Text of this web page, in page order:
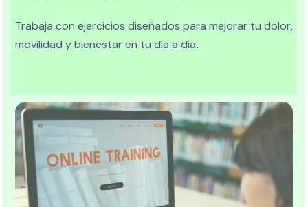
Trabaja con ejercicios diseñados para mejorar tu dolor,
movilidad y bienestar en tu día a día.